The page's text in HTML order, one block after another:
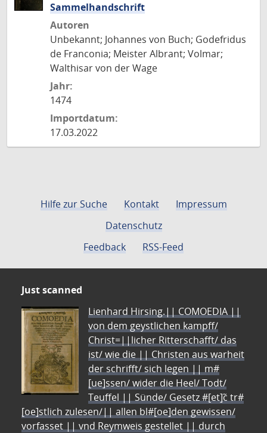
Sammelhandschrift
Autoren
Unbekannt; Johannes von Buch; Godefridus
de Franconia; Meister Albrant; Volmar;
Walthisar von der Wage
Jahr:
1474
Importdatum:
17.03.2022
Hilfe zur Suche Kontakt
Impressum
Datenschutz
Feedback
RSS-Feed
Just scanned
Lienhard Hirsing.|| COMOEDIA ||
von dem geystlichen kampff/
Christ=||licher Ritterschafft/ das
ist/ wie die || Christen aus warheit
der schrifft/ sich legen || m#
[ue]ssen/ wider die Heel/ Todt/
Teuffel || Sünde/ Gesetz #[et]c̃ tr#
[oe]stlich zulesen/|| allen bl#[oe]den gewissen/
vorfasset || vnd Reymweis gestellet || durch